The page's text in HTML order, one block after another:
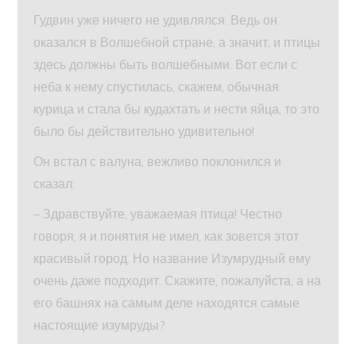
Гудвин уже ничего не удивлялся. Ведь он
оказался в Волшебной стране, а значит, и птицы
здесь должны быть волшебными. Вот если с
неба к нему спустилась, скажем, обычная
курица и стала бы кудахтать и нести яйца, то это
было бы действительно удивительно!
Он встал с валуна, вежливо поклонился и
сказал:
– Здравствуйте, уважаемая птица! Честно
говоря, я и понятия не имел, как зовется этот
красивый город. Но название Изумрудный ему
очень даже подходит. Скажите, пожалуйста, а на
его башнях на самым деле находятся самые
настоящие изумруды?